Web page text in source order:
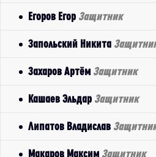
Егоров Егор Защитник
Запольский Никита
Захаров Артём Защитник
Кашаев Эльдар Защитник
Липатов Владислав
Макаров Максим Защитник